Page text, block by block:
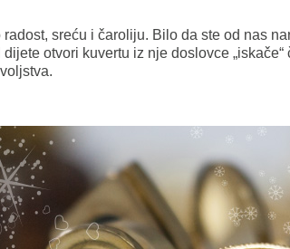
sreću i čaroliju. Bilo da ste od nas
otvori kuvertu iz nje doslovce